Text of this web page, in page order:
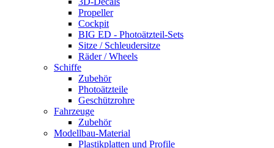
Propeller
Cockpit
BIG ED - Photoätzteil-Sets
Sitze / Schleudersitze
Räder / Wheels
Schiffe
Zubehör
Photoätzteile
Geschützrohre
Fahrzeuge
Zubehör
Modellbau-Material
Plastikplatten und Profile